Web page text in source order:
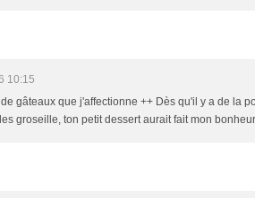
10:15
gâteaux que j'affectionne ++ Dès qu'il y a de la
groseille, ton petit dessert aurait fait mon